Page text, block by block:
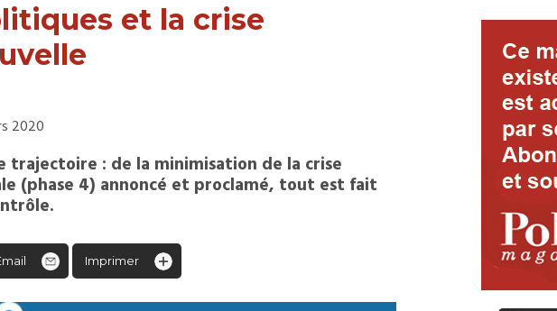
et la crise
2020
trajectoire : de la minimisation de la crise
(phase 4) annoncé et proclamé, tout est fait
Imprimer